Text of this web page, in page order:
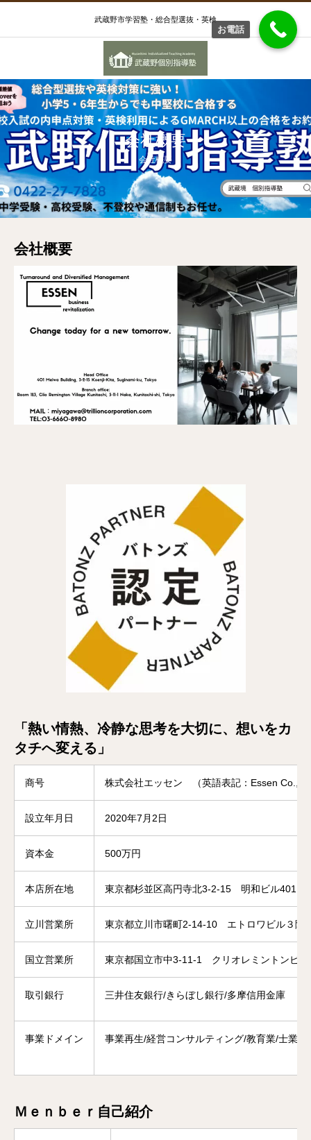
武蔵野市学習塾・総合型選抜・英検
会社概要
会社概要
会社概要
「熱い情熱、冷静な思考を大切に、想いをカ
タチへ変える」
商号 株式会社エッセン （英語表記：Essen Co.,
設立年月日 2020年7月2日
資本金 500万円
本店所在地 東京都杉並区高円寺北3-2-15 明和ビル401
立川営業所 東京都立川市曙町2-14-10 エトロワビル３階
国立営業所 東京都国立市中3-11-1 クリオレミントンビレ
取引銀行 三井住友銀行/きらぼし銀行/多摩信用金庫
事業ドメイン 事業再生/経営コンサルティング/教育業/士業マ
Ｍｅｎｂｅｒ自己紹介
お電話